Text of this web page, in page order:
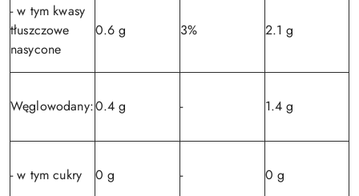
- w tym kwasy
tłuszczowe
nasycone
0.6 g 3% 2.1 g
Węglowodany:0.4 g - 1.4 g
- w tym cukry 0 g - 0 g